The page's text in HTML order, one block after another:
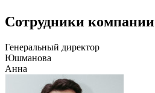
Сотрудники компании
Генеральный директор
Юшманова
Анна